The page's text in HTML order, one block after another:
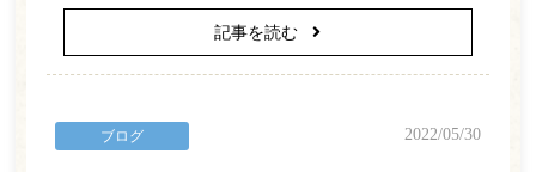
記事を読む
ブログ 2022/05/30
お知らせ一覧